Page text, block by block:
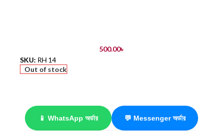
500.00৳
SKU: RH 14
Out of stock
📱 WhatsApp অর্ডার 💬 Messenger অর্ডার